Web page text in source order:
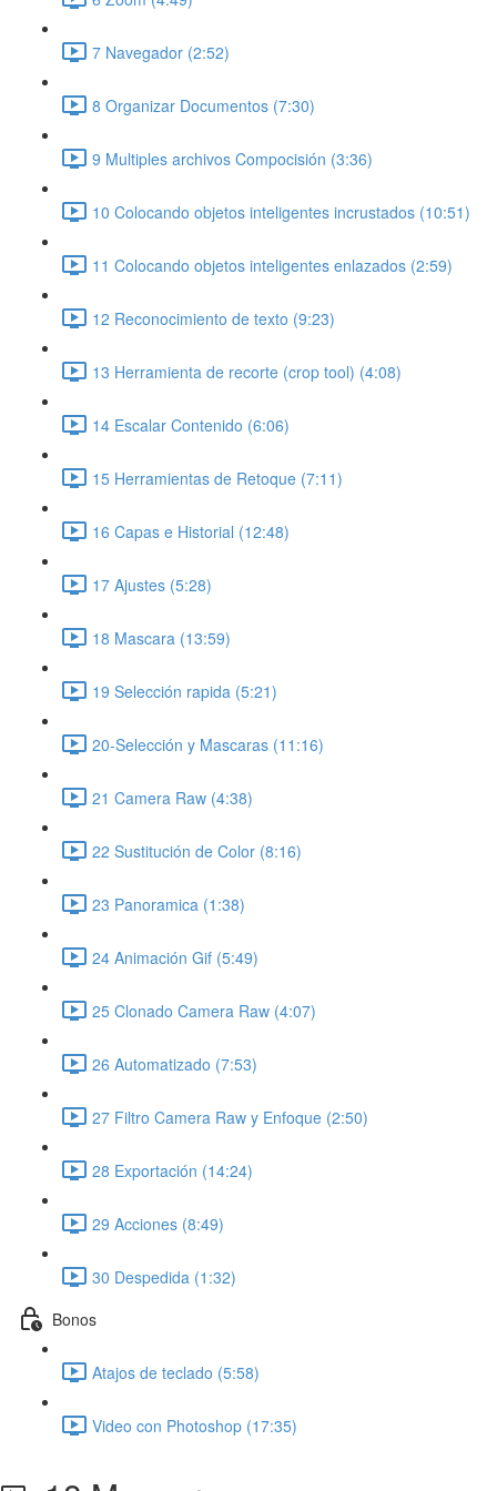
7 Navegador (2:52)
8 Organizar Documentos (7:30)
9 Multiples archivos Compocisión (3:36)
10 Colocando objetos inteligentes incrustados (10:51)
11 Colocando objetos inteligentes enlazados (2:59)
12 Reconocimiento de texto (9:23)
13 Herramienta de recorte (crop tool) (4:08)
14 Escalar Contenido (6:06)
15 Herramientas de Retoque (7:11)
16 Capas e Historial (12:48)
17 Ajustes (5:28)
18 Mascara (13:59)
19 Selección rapida (5:21)
20-Selección y Mascaras (11:16)
21 Camera Raw (4:38)
22 Sustitución de Color (8:16)
23 Panoramica (1:38)
24 Animación Gif (5:49)
25 Clonado Camera Raw (4:07)
26 Automatizado (7:53)
27 Filtro Camera Raw y Enfoque (2:50)
28 Exportación (14:24)
29 Acciones (8:49)
30 Despedida (1:32)
Bonos
Atajos de teclado (5:58)
Video con Photoshop (17:35)